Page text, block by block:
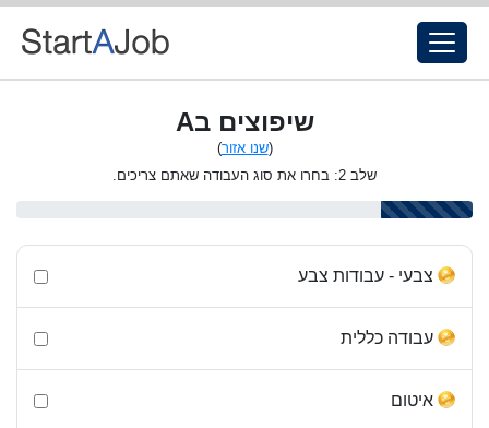
שיפוצים בA
(שנו אזור)
שלב 2: בחרו את סוג העבודה שאתם צריכים.
צבעי - עבודות צבע
עבודה כללית
איטום